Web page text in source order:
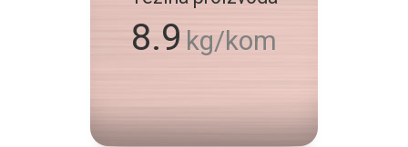
8.9 kg/kom